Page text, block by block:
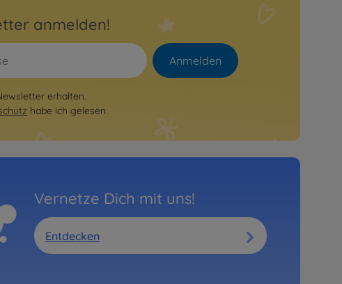
anmelden!
Anmelden
erhalten.
habe ich gelesen.
Vernetze Dich mit uns!
Entdecken